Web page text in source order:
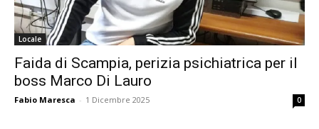
Locale
Faida di Scampia, perizia psichiatrica per il
boss Marco Di Lauro
Fabio Maresca - 1 Dicembre 2025 0